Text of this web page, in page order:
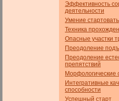
Эффективность
деятельности
Умение стартовать
Техника
Опасные участки
Преодоление
Преодоление
препятствий
Морфологические
Интегративные
способности
Успешный старт